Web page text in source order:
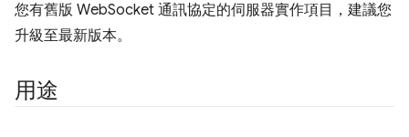
您有舊版 WebSocket 通訊協定的伺服器實作項目，建議您
升級至最新版本。
用途